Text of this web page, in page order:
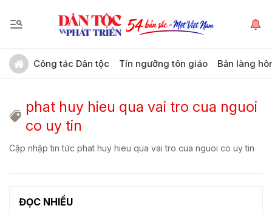
Công tác Dân tộc Tín ngưỡng tôn giáo Bản làng
phat huy hieu qua vai tro cua nguoi
co uy tin
Cập nhập tin tức phat huy hieu qua vai tro cua nguoi co uy tin
ĐỌC NHIỀU